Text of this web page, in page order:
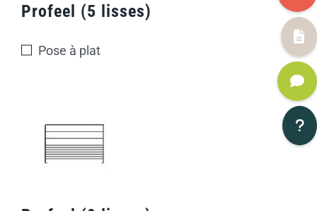
Profeel (5 lisses)
Pose à plat